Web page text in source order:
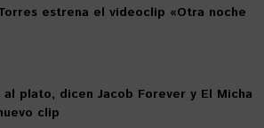
estrena el videoclip «Otra noche
al plato, dicen Jacob Forever y El Micha
clip